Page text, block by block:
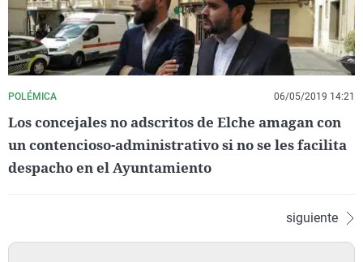
POLÉMICA 06/05/2019 14:21
Los concejales no adscritos de Elche amagan con
un contencioso-administrativo si no se les facilita
despacho en el Ayuntamiento
siguiente